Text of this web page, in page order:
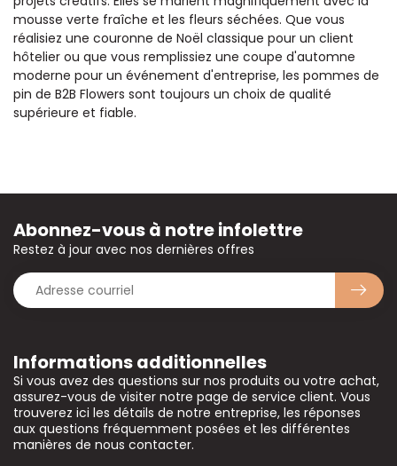
mousse verte fraîche et les fleurs séchées. Que vous
réalisiez une couronne de Noël classique pour un client
hôtelier ou que vous remplissiez une coupe d'automne
moderne pour un événement d'entreprise, les pommes de
pin de B2B Flowers sont toujours un choix de qualité
supérieure et fiable.
Informations additionnelles
Si vous avez des questions sur nos produits ou votre achat,
assurez-vous de visiter notre page de service client. Vous
trouverez ici les détails de notre entreprise, les réponses
aux questions fréquemment posées et les différentes
manières de nous contacter.
Abonnez-vous à notre infolettre
Restez à jour avec nos dernières offres